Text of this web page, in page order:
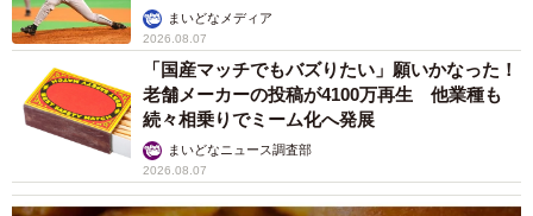
か」まいどなメディア
2026.08.07
「国産マッチでもバズりたい」願いかなった！
老舗メーカーの投稿が4100万再生 他業種も
続々相乗りでミーム化へ発展
まいどなニュース調査部
2026.08.07